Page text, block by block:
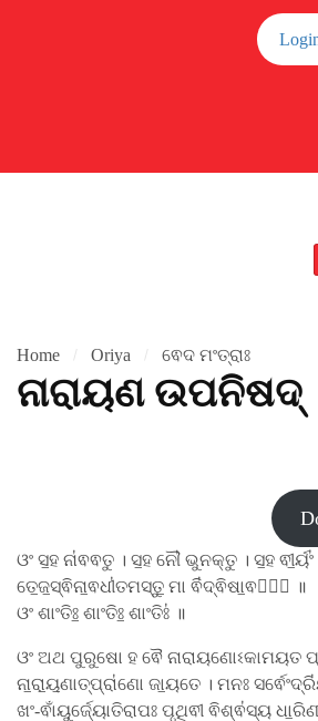
Home Oriya ଵେଦ ମଂତ୍ରାଃ
ନାରାୟଣ ଉପନିଷଦ୍
ଓଂ ସ॒ହ ନା॑ଵଵତୁ । ସ॒ହ ନୌ॑ ଭୁନକ୍ତୁ । ସ॒ହ
ତେ॒ଜ॒ସ୍ଵିନା॒ଵଧୀ॑ତମସ୍ତୁ॒ ମା ଵି॑ଦ୍ଵିଷା॒ଵହୈ᳚ ॥
ଓଂ ଶାଂତିଃ॒ ଶାଂତିଃ॒ ଶାଂତିଃ॑ ॥
ଓଂ ଅଥ ପୁରୁଷୋ ହ ଵୈ ନାରାୟଣୋଽକାମୟତ
ନା॒ରା॒ୟ॒ଣାତ୍ପ୍ରା॑ଣୋ ଜା॒ୟତେ । ମନଃ
ଖଂ-ଵାଁୟୁର୍ଜ୍ୟୋତିରାପଃ ପୃଥିଵୀ ଵିଶ୍ଵ॑ସ୍ୟ